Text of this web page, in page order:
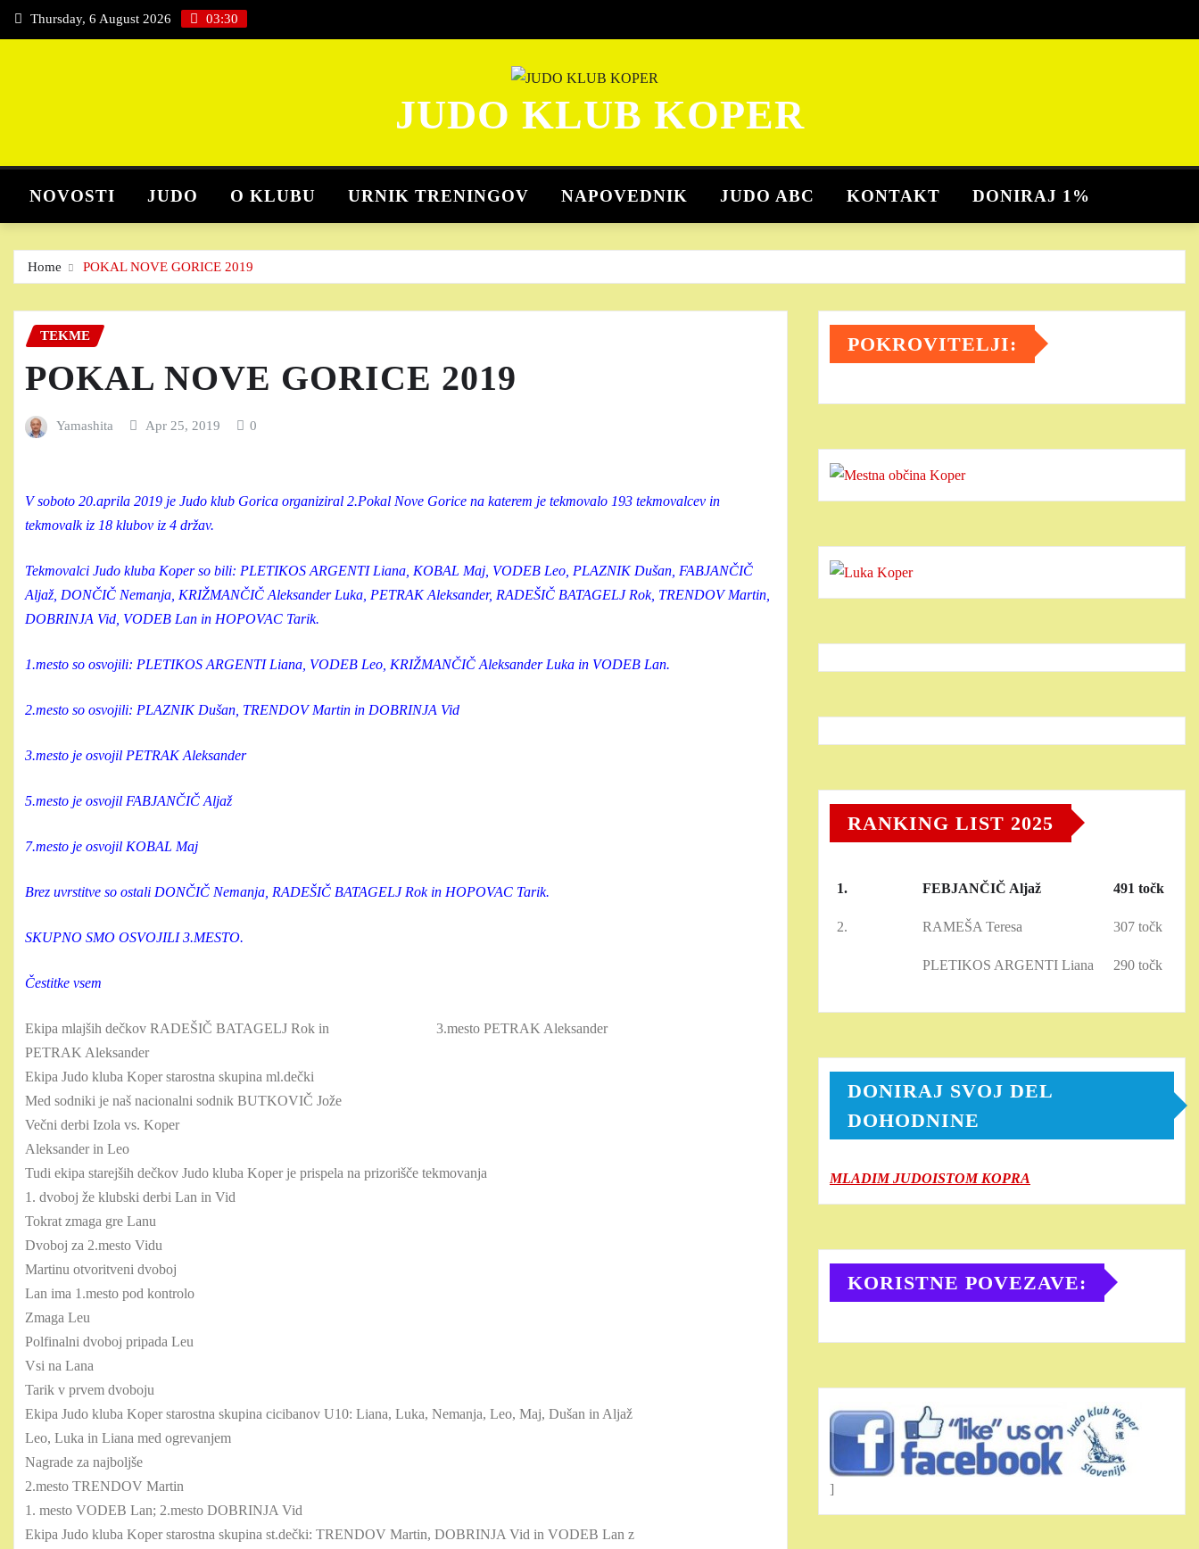
Skip
Thursday, 6 August 2026 03:30
JUDO KLUB KOPER
NOVOSTI JUDO O KLUBU URNIK TRENINGOV NAPOVEDNIK JUDO ABC KONTAKT DONIRAJ 1%
Home POKAL NOVE GORICE 2019
TEKME
POKAL NOVE GORICE 2019
Yamashita Apr 25, 2019 0
V soboto 20.aprila 2019 je Judo klub Gorica organiziral 2.Pokal Nove Gorice na katerem je tekmovalo 193 tekmovalcev in
tekmovalk iz 18 klubov iz 4 držav.
Tekmovalci Judo kluba Koper so bili: PLETIKOS ARGENTI Liana, KOBAL Maj, VODEB Leo, PLAZNIK Dušan, FABJANČIČ
Aljaž, DONČIČ Nemanja, KRIŽMANČIČ Aleksander Luka, PETRAK Aleksander, RADEŠIČ BATAGELJ Rok, TRENDOV Martin,
DOBRINJA Vid, VODEB Lan in HOPOVAC Tarik.
1.mesto so osvojili: PLETIKOS ARGENTI Liana, VODEB Leo, KRIŽMANČIČ Aleksander Luka in VODEB Lan.
2.mesto so osvojili: PLAZNIK Dušan, TRENDOV Martin in DOBRINJA Vid
3.mesto je osvojil PETRAK Aleksander
5.mesto je osvojil FABJANČIČ Aljaž
7.mesto je osvojil KOBAL Maj
Brez uvrstitve so ostali DONČIČ Nemanja, RADEŠIČ BATAGELJ Rok in HOPOVAC Tarik.
SKUPNO SMO OSVOJILI 3.MESTO.
Čestitke vsem
Ekipa mlajših dečkov RADEŠIČ BATAGELJ Rok in
PETRAK Aleksander
3.mesto PETRAK Aleksander
Ekipa Judo kluba Koper starostna skupina ml.dečki
Med sodniki je naš nacionalni sodnik BUTKOVIČ Jože
Večni derbi Izola vs. Koper
Aleksander in Leo
Tudi ekipa starejših dečkov Judo kluba Koper je prispela na prizorišče tekmovanja
1. dvoboj že klubski derbi Lan in Vid
Tokrat zmaga gre Lanu
Dvoboj za 2.mesto Vidu
Martinu otvoritveni dvoboj
Lan ima 1.mesto pod kontrolo
Zmaga Leu
Polfinalni dvoboj pripada Leu
Vsi na Lana
Tarik v prvem dvoboju
Ekipa Judo kluba Koper starostna skupina cicibanov U10: Liana, Luka, Nemanja, Leo, Maj, Dušan in Aljaž
Leo, Luka in Liana med ogrevanjem
Nagrade za najboljše
2.mesto TRENDOV Martin
1. mesto VODEB Lan; 2.mesto DOBRINJA Vid
Ekipa Judo kluba Koper starostna skupina st.dečki: TRENDOV Martin, DOBRINJA Vid in VODEB Lan z
POKROVITELJI:
RANKING LIST 2025
1. FEBJANČIČ Aljaž 491 točk
2. RAMEŠA Teresa 307 točk
PLETIKOS ARGENTI Liana 290 točk
DONIRAJ SVOJ DEL
DOHODNINE
MLADIM JUDOISTOM KOPRA
KORISTNE POVEZAVE:
]